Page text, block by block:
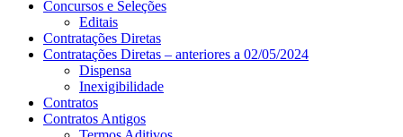
Concursos e Seleções
Editais
Contratações Diretas
Contratações Diretas – anteriores a 02/05/2024
Dispensa
Inexigibilidade
Contratos
Contratos Antigos